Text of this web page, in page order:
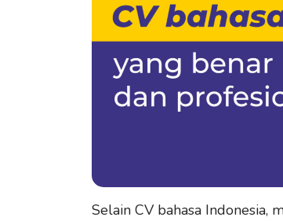
Selain CV bahasa Indonesia,